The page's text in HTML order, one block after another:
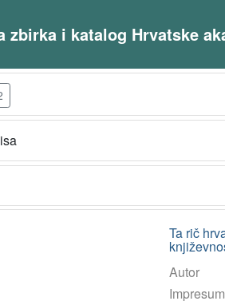
zbirka i katalog Hrvatske
Ta rič
Autor
Impresum